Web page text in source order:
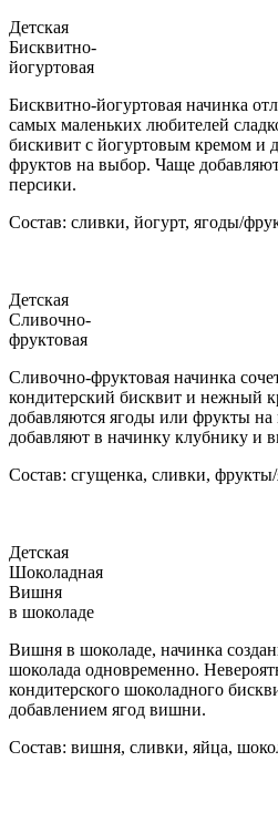
Детская
Бисквитно-
йогуртовая
Бисквитно-йогуртовая начинка
самых маленьких любителей
бискивит с йогуртовым кремом и
фруктов на выбор. Чаще
персики.
Состав: сливки, йогурт, ягоды/
Детская
Сливочно-
фруктовая
Сливочно-фруктовая начинка
кондитерский бисквит и нежный
добавляются ягоды или фрукты
добавляют в начинку клубнику и
Состав: сгущенка, сливки,
Детская
Шоколадная
Вишня
в шоколаде
Вишня в шоколаде, начинка
шоколада одновременно.
кондитерского шоколадного
добавлением ягод вишни.
Состав: вишня, сливки, яйца,